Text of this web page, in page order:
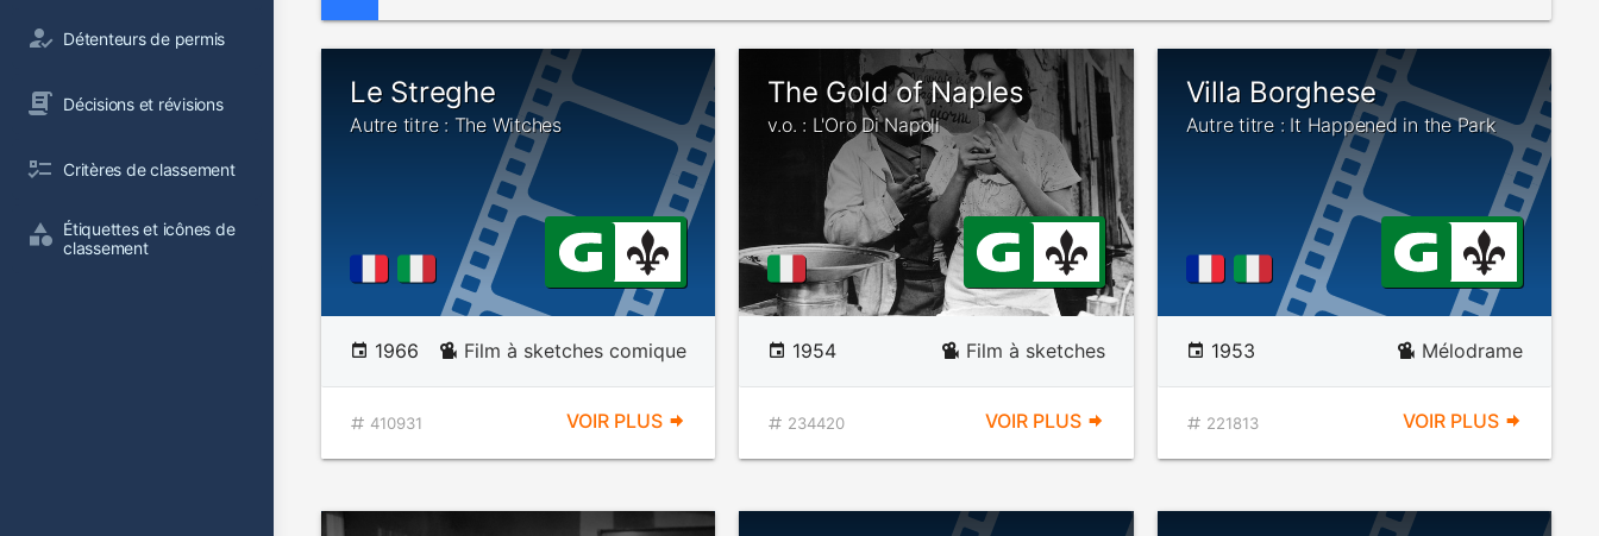
Détenteurs de permis
Décisions et révisions
Critères de classement
Étiquettes et icônes de
classement
Le Streghe
Autre titre : The Witches
1966 Film à sketches comique
410931 VOIR PLUS
The Gold of Naples
v.o. : L'Oro Di Napoli
1954 Film à sketches
234420 VOIR PLUS
Villa Borghese
Autre titre : It Happened in the Park
1953 Mélodrame
221813 VOIR PLUS